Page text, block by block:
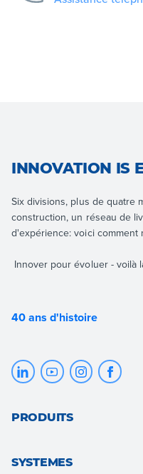
INNOVATION IS
Six divisions, plus de quatre
construction, un réseau de
d'expérience: voici
Innover pour évoluer - voilà
40 ans d'histoire
PRODUITS
SYSTEMES